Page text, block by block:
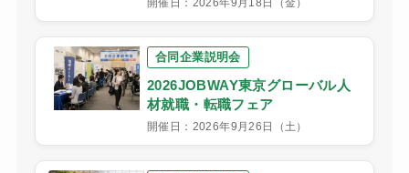
開催日：2026年9月18日（金）
合同企業説明会
2026JOBWAY東京グローバル人
材就職・転職フェア
開催日：2026年9月26日（土）